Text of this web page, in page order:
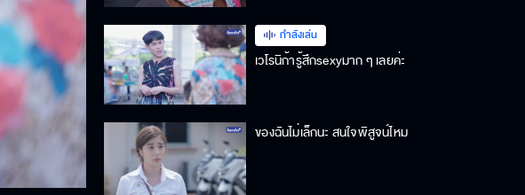
กำลังเล่น
เวโรนิก้ารู้สึกsexyมาก ๆ เลยค่ะ
ของฉันไม่เล็กนะ สนใจพิสูจน์ไหม